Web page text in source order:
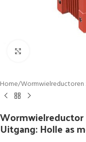
Home/
Wormwielreductor
Uitgang: Holle as